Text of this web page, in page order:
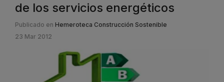
de los servicios energéticos
Publicado en Hemeroteca Construcción Sostenible
23 Mar 2012